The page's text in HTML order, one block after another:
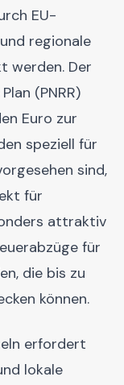
EU-
regionale
werden. Der
(PNRR)
Euro zur
speziell für
sind,
für
attraktiv
für
die bis zu
können.
erfordert
lokale